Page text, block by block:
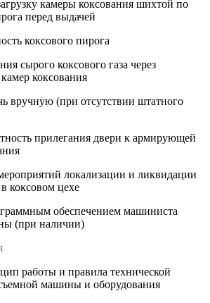
камеры коксования шихтой по
перед выдачей
коксового пирога
сырого коксового газа через
коксования
вручную (при отсутствии штатного
прилегания двери к армирующей
локализации и ликвидации
коксовом цехе
обеспечением машиниста
(при наличии)
работы и правила технической
машины и оборудования